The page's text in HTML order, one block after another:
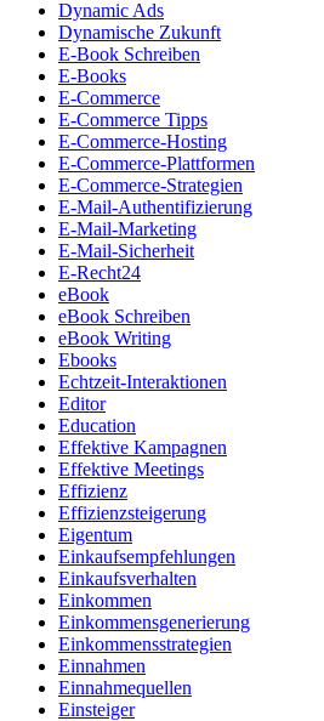
Dynamic Ads
Dynamische Zukunft
E-Book Schreiben
E-Books
E-Commerce
E-Commerce Tipps
E-Commerce-Hosting
E-Commerce-Plattformen
E-Commerce-Strategien
E-Mail-Authentifizierung
E-Mail-Marketing
E-Mail-Sicherheit
E-Recht24
eBook
eBook Schreiben
eBook Writing
Ebooks
Echtzeit-Interaktionen
Editor
Education
Effektive Kampagnen
Effektive Meetings
Effizienz
Effizienzsteigerung
Eigentum
Einkaufsempfehlungen
Einkaufsverhalten
Einkommen
Einkommensgenerierung
Einkommensstrategien
Einnahmen
Einnahmequellen
Einsteiger